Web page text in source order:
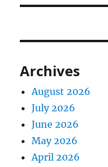
Archives
August 2026
July 2026
June 2026
May 2026
April 2026